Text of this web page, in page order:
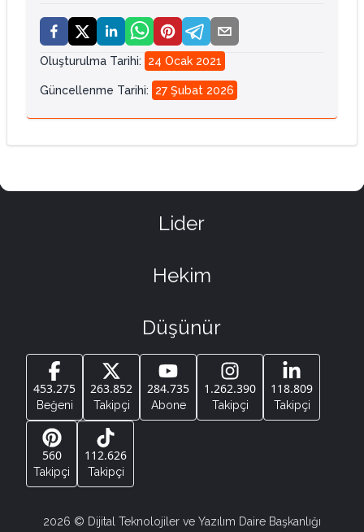
Oluşturulma Tarihi: 24 Ocak 2021
Güncellenme Tarihi: 27 Şubat 2026
Lider
Hekim
Düşünür
453.275
Beğeni
263.852
Takipçi
284.735
Abone
1.262.390
Takipçi
118.809
Takipçi
560
Takipçi
112.626
Takipçi
2026 © Dijital Teknolojiler ve Yazılım Daire Başkanlığı